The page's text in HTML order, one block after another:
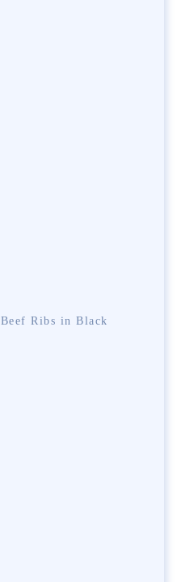
Beef Ribs in Black